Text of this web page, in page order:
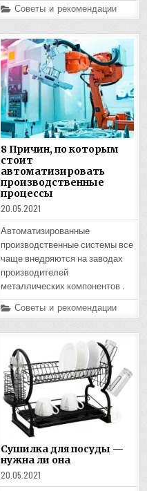
Posted
in
Советы и рекомендации
8 Причин, по которым
стоит
автоматизировать
производственные
процессы
20.05.2021
Автоматизированные
производственные системы все
чаще внедряются на заводах
производителей
металлических компонентов .
Posted
in
Советы и рекомендации
Сушилка для посуды —
нужна ли она
20.05.2021